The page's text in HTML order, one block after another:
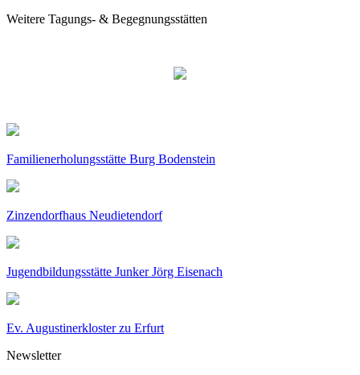
Weitere Tagungs- & Begegnungsstätten
Familienerholungsstätte Burg Bodenstein
Zinzendorfhaus Neudietendorf
Jugendbildungsstätte Junker Jörg Eisenach
Ev. Augustinerkloster zu Erfurt
Newsletter